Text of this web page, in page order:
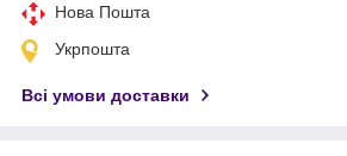
Нова Пошта
Укрпошта
Всі умови доставки